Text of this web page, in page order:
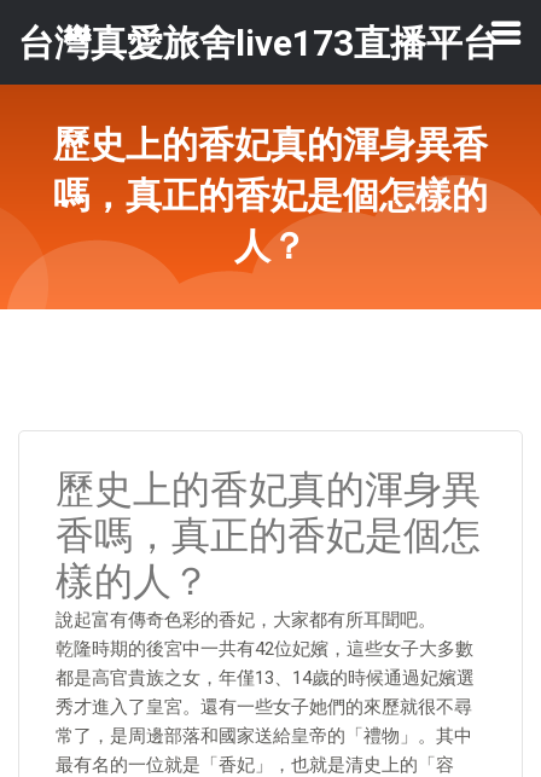
台灣真愛旅舍live173直播平台
歷史上的香妃真的渾身異香
嗎，真正的香妃是個怎樣的
人？
歷史上的香妃真的渾身異
香嗎，真正的香妃是個怎
樣的人？
說起富有傳奇色彩的香妃，大家都有所耳聞吧。
乾隆時期的後宮中一共有42位妃嬪，這些女子大多數
都是高官貴族之女，年僅13、14歲的時候通過妃嬪選
秀才進入了皇宮。還有一些女子她們的來歷就很不尋
常了，是周邊部落和國家送給皇帝的「禮物」。其中
最有名的一位就是「香妃」，也就是清史上的「容